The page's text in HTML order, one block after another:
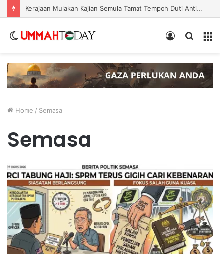
Kerajaan Mulakan Kajian Semula Tamat Tempoh Duti Anti-Lambakan Import Gegelung Keluli China, Vietnam
skin
for
In
Home / Semasa
Semasa